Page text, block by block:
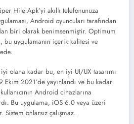
Hile Apk’yi akıllı telefonunuza
Android oyuncuları tarafından
biri olarak benimsenmiştir. Optimum
bu uygulamanın içerik kalitesi ve
olana kadar bu, en iyi UI/UX tasarımı
2021’de yayınlandı ve bu kadar
Android cihazlarına
Bu uygulama, iOS 6.0 veya üzeri
Sistem onlarsız çalışmaz.